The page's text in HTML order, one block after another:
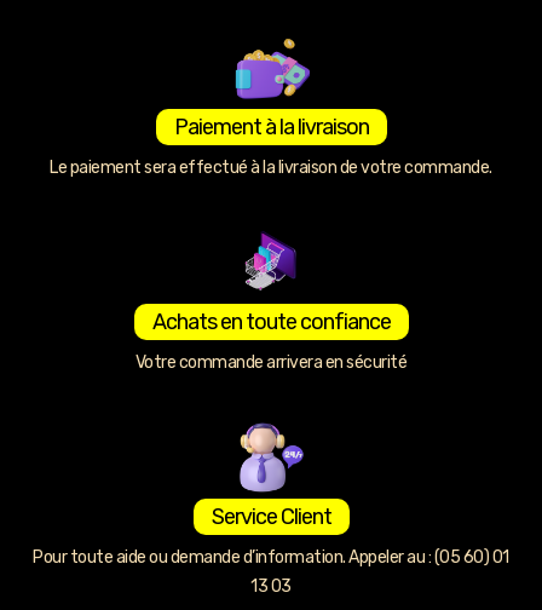
Paiement à la livraison
Le paiement sera effectué à la livraison de votre commande.
Achats en toute confiance
Votre commande arrivera en sécurité
Service Client
Pour toute aide ou demande d’information. Appeler au : (05 60) 01
13 03